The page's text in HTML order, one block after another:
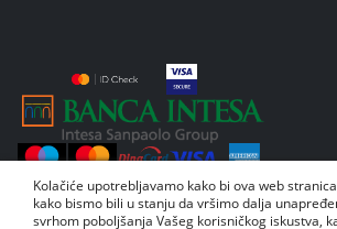
Kolačiće upotrebljavamo kako bi ova web
kako bismo bili u stanju da vršimo dalja
svrhom poboljšanja Vašeg korisničkog iskustva,